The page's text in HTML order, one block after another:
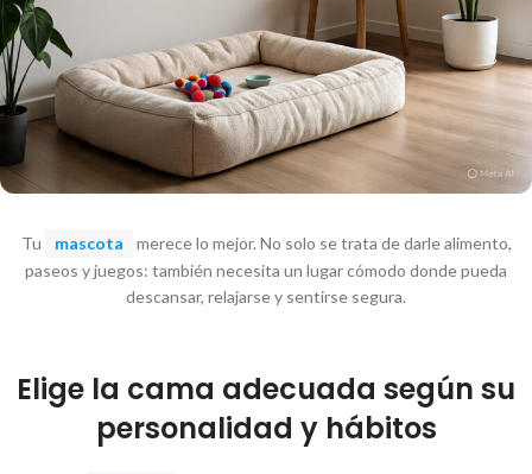
Tu mascota
merece lo mejor. No solo se trata de darle alimento,
paseos y juegos: también necesita un lugar cómodo donde pueda
descansar, relajarse y sentirse segura.
Elige la cama adecuada según su
personalidad y hábitos